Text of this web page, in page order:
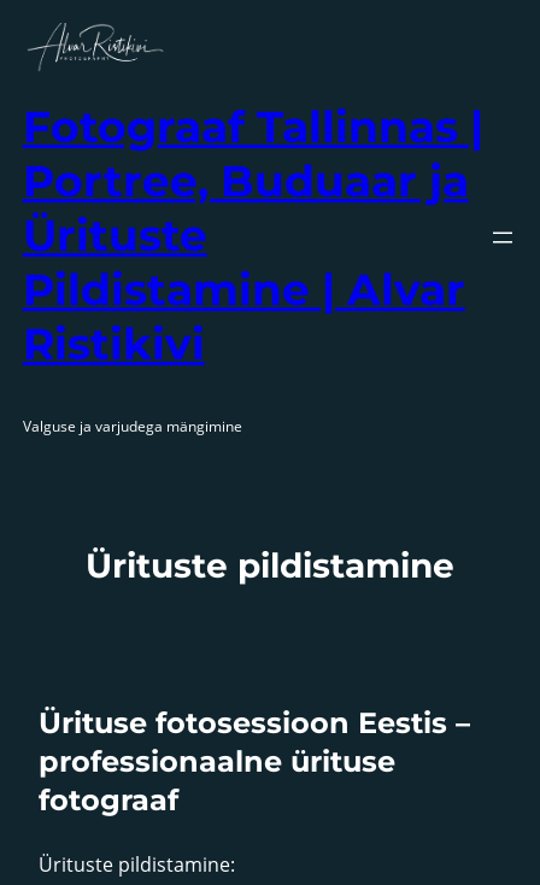
sisu
Fotograaf Tallinnas |
Portree, Buduaar ja
Ürituste
Pildistamine | Alvar
Ristikivi
Valguse ja varjudega mängimine
Ürituste pildistamine
Ürituse fotosessioon Eestis –
professionaalne ürituse
fotograaf
Ürituste pildistamine: